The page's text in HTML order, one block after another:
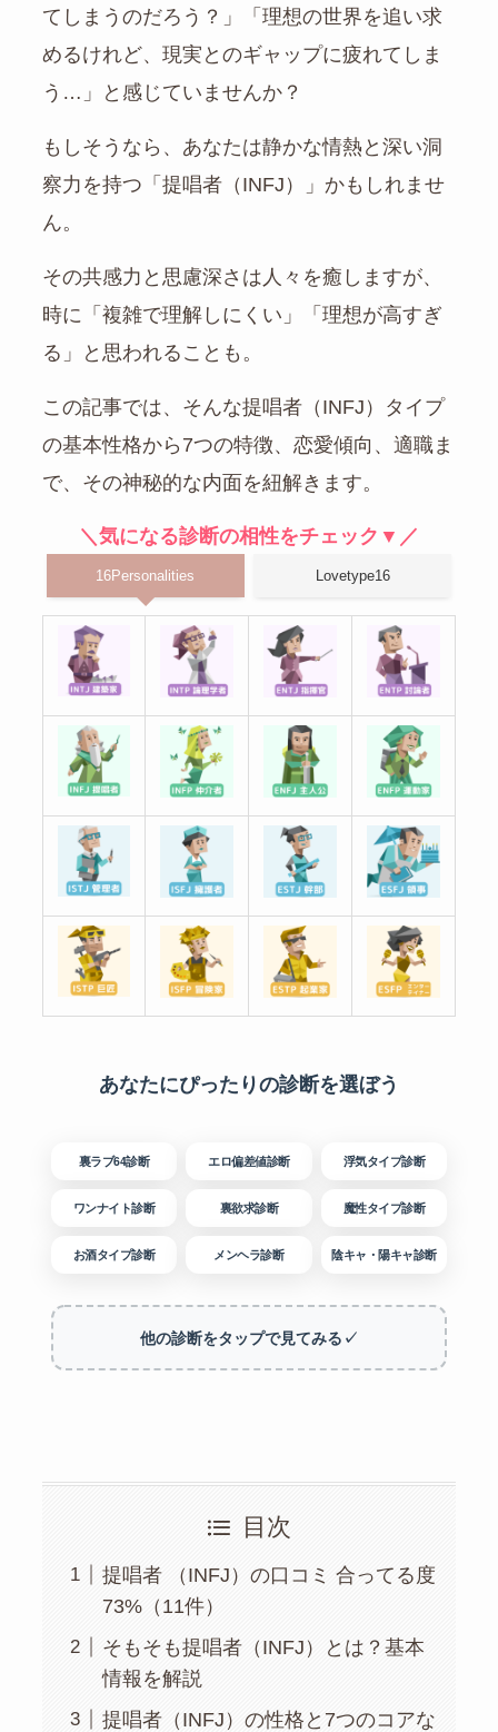
てしまうのだろう？」「理想の世界を追い求
めるけれど、現実とのギャップに疲れてしま
う…」と感じていませんか？
もしそうなら、あなたは静かな情熱と深い洞
察力を持つ「提唱者（INFJ）」かもしれませ
ん。
その共感力と思慮深さは人々を癒しますが、
時に「複雑で理解しにくい」「理想が高すぎ
る」と思われることも。
この記事では、そんな提唱者（INFJ）タイプ
の基本性格から7つの特徴、恋愛傾向、適職ま
で、その神秘的な内面を紐解きます。
＼気になる診断の相性をチェック▼／
16Personalities Lovetype16
あなたにぴったりの診断を選ぼう
裏ラブ64診断 エロ偏差値診断 浮気タイプ診断
ワンナイト診断 裏欲求診断 魔性タイプ診断
お酒タイプ診断 メンヘラ診断 陰キャ・陽キャ診断
他の診断をタップで見てみる✓
目次
提唱者 （INFJ）の口コミ 合ってる度
73%（11件）
そもそも提唱者（INFJ）とは？基本
情報を解説
提唱者（INFJ）の性格と7つのコアな